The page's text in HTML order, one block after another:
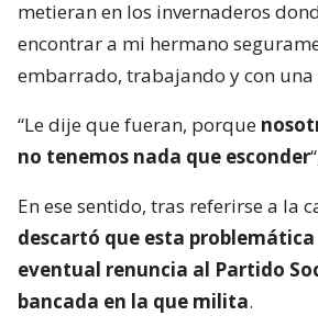
metieran en los invernaderos
encontrar a mi hermano
embarrado, trabajando y con una
“Le dije que fueran, porque
no tenemos nada que esconder
En ese sentido, tras referirse a la
descartó que esta
eventual renuncia al Partido
bancada en la que milita.